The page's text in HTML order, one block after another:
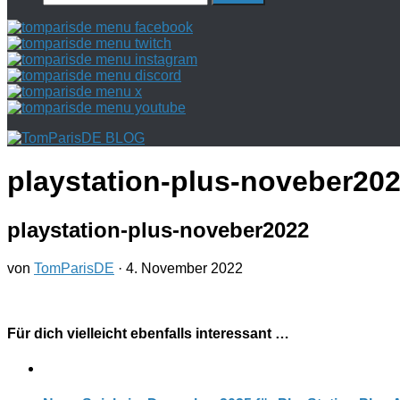
nach:
playstation-plus-
playstation-plus-noveber2022
von TomParisDE · 4. November 2022
Für dich vielleicht ebenfalls interessant …